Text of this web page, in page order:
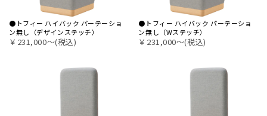
●トフィー ハイバック パーテーショ
ン無し（デザインステッチ）
￥231,000〜(税込)
●トフィー ハイバック パーテーショ
ン無し（Wステッチ）
￥231,000〜(税込)